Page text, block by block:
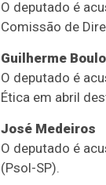
O deputado é
Comissão de
Guilherme
O deputado é
Ética em abril
José Medeiros
O deputado é
(Psol-SP).